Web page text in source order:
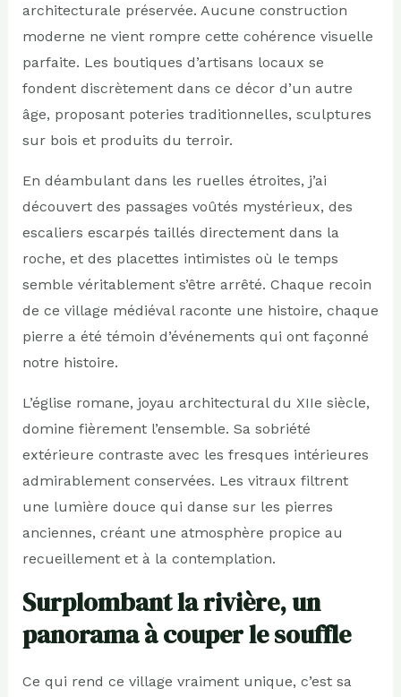
architecturale préservée. Aucune construction
moderne ne vient rompre cette cohérence visuelle
parfaite. Les boutiques d’artisans locaux se
fondent discrètement dans ce décor d’un autre
âge, proposant poteries traditionnelles, sculptures
sur bois et produits du terroir.
En déambulant dans les ruelles étroites, j’ai
découvert des passages voûtés mystérieux, des
escaliers escarpés taillés directement dans la
roche, et des placettes intimistes où le temps
semble véritablement s’être arrêté. Chaque recoin
de ce village médiéval raconte une histoire, chaque
pierre a été témoin d’événements qui ont façonné
notre histoire.
L’église romane, joyau architectural du XIIe siècle,
domine fièrement l’ensemble. Sa sobriété
extérieure contraste avec les fresques intérieures
admirablement conservées. Les vitraux filtrent
une lumière douce qui danse sur les pierres
anciennes, créant une atmosphère propice au
recueillement et à la contemplation.
Surplombant la rivière, un
panorama à couper le souffle
Ce qui rend ce village vraiment unique, c’est sa